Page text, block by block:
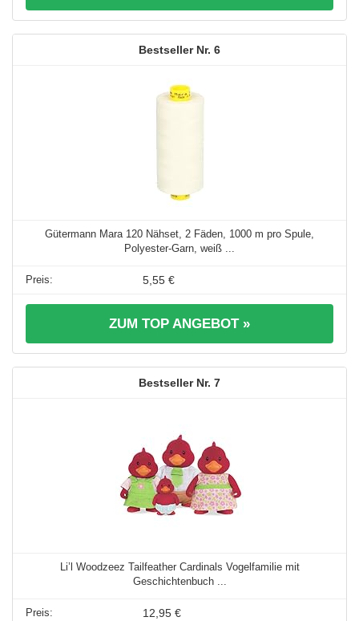
6
Gütermann Mara 120 Nähset, 2 Fäden, 1000 m pro Spule,
Polyester-Garn, weiß ...
5,55 €
ZUM TOP ANGEBOT »
7
Li’l Woodzeez Tailfeather Cardinals Vogelfamilie mit
Geschichtenbuch ...
12,95 €